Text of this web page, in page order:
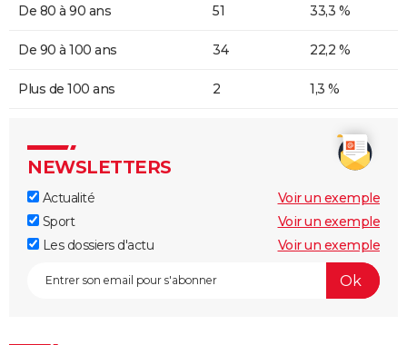
De 80 à 90 ans 51 33,3 %
De 90 à 100 ans 34 22,2 %
Plus de 100 ans 2 1,3 %
NEWSLETTERS
Actualité
Voir un exemple
Sport
Voir un exemple
Les dossiers d'actu
Voir un exemple